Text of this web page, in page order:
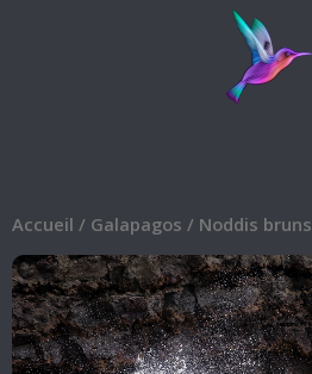
Accueil / Galapagos / Noddis bruns